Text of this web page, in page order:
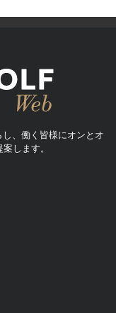
、働く皆様にオンとオ
します。